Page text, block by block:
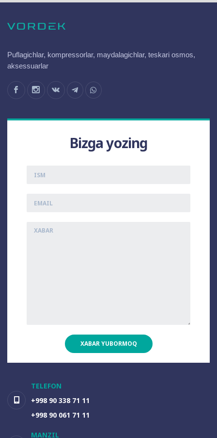
Puflagichlar, kompressorlar, maydalagichlar, teskari osmos,
aksessuarlar
Bizga yozing
XABAR YUBORMOQ
TELEFON
+998 90 338 71 11
+998 90 061 71 11
MANZIL